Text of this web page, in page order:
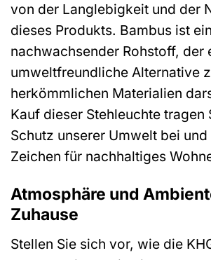
von der Langlebigkeit und der
dieses Produkts. Bambus ist
nachwachsender Rohstoff, der
umweltfreundliche Alternative
herkömmlichen Materialien
Kauf dieser Stehleuchte tragen
Schutz unserer Umwelt bei
Zeichen für nachhaltiges
Atmosphäre und
Zuhause
Stellen Sie sich vor, wie die